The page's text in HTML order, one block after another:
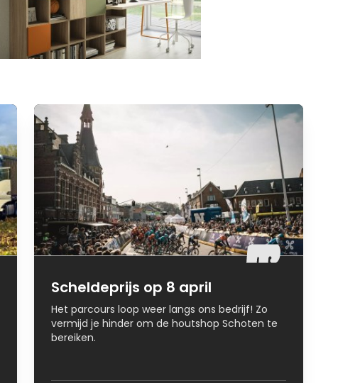
Scheldeprijs op 8 april
Het parcours loop weer langs ons bedrijf! Zo
vermijd je hinder om de houtshop Schoten te
bereiken.